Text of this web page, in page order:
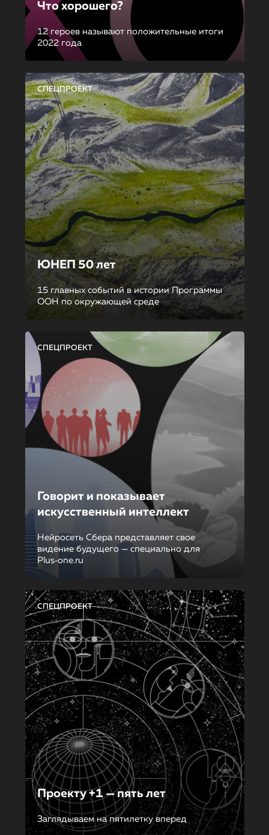
Что хорошего?
12 героев называют положительные итоги
2022 года
СПЕЦПРОЕКТ
ЮНЕП 50 лет
15 главных событий в истории Программы
ООН по окружающей среде
СПЕЦПРОЕКТ
Говорит и показывает
искусственный интеллект
Нейросеть Сбера представляет свое
видение будущего — специально для
Plus‑one.ru
СПЕЦПРОЕКТ
Проекту +1 — пять лет
Заглядываем на пятилетку вперед